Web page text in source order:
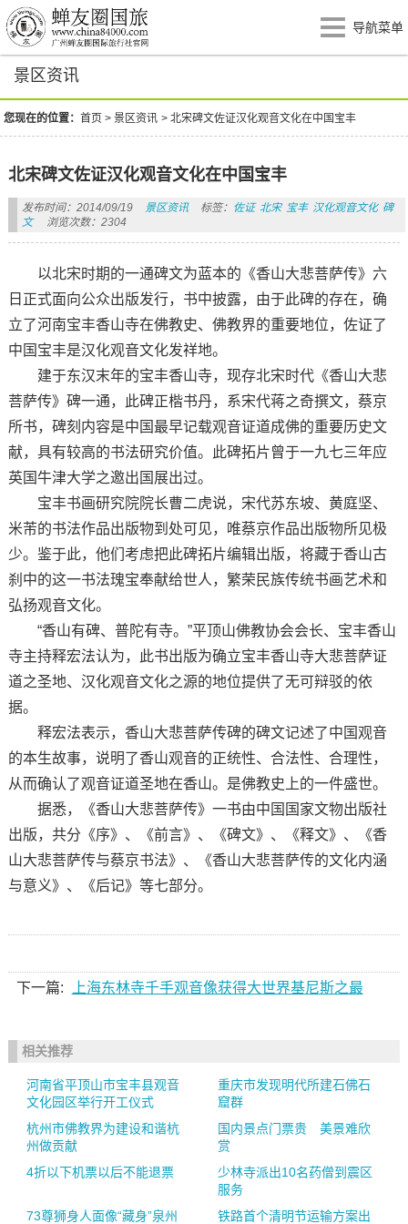
导航菜单
景区资讯
您现在的位置：首页 >景区资讯 >北宋碑文佐证汉化观音文化在中国宝丰
北宋碑文佐证汉化观音文化在中国宝丰
发布时间：2014/09/19 景区资讯 标签： 佐证 北宋 宝丰 汉化观音文化 碑
文
浏览次数：2304
以北宋时期的一通碑文为蓝本的《香山大悲菩萨传》六
日正式面向公众出版发行，书中披露，由于此碑的存在，确
立了河南宝丰香山寺在佛教史、佛教界的重要地位，佐证了
中国宝丰是汉化观音文化发祥地。
建于东汉末年的宝丰香山寺，现存北宋时代《香山大悲
菩萨传》碑一通，此碑正楷书丹，系宋代蒋之奇撰文，蔡京
所书，碑刻内容是中国最早记载观音证道成佛的重要历史文
献，具有较高的书法研究价值。此碑拓片曾于一九七三年应
英国牛津大学之邀出国展出过。
宝丰书画研究院院长曹二虎说，宋代苏东坡、黄庭坚、
米芾的书法作品出版物到处可见，唯蔡京作品出版物所见极
少。鉴于此，他们考虑把此碑拓片编辑出版，将藏于香山古
刹中的这一书法瑰宝奉献给世人，繁荣民族传统书画艺术和
弘扬观音文化。
“香山有碑、普陀有寺。”平顶山佛教协会会长、宝丰香山
寺主持释宏法认为，此书出版为确立宝丰香山寺大悲菩萨证
道之圣地、汉化观音文化之源的地位提供了无可辩驳的依
据。
释宏法表示，香山大悲菩萨传碑的碑文记述了中国观音
的本生故事，说明了香山观音的正统性、合法性、合理性，
从而确认了观音证道圣地在香山。是佛教史上的一件盛世。
据悉，《香山大悲菩萨传》一书由中国国家文物出版社
出版，共分《序》、《前言》、《碑文》、《释文》、《香
山大悲菩萨传与蔡京书法》、《香山大悲菩萨传的文化内涵
与意义》、《后记》等七部分。
下一篇: 上海东林寺千手观音像获得大世界基尼斯之最
相关推荐
河南省平顶山市宝丰县观音
文化园区举行开工仪式
重庆市发现明代所建石佛石
窟群
杭州市佛教界为建设和谐杭
州做贡献
国内景点门票贵 美景难欣
赏
4折以下机票以后不能退票
少林寺派出10名药僧到震区
服务
73尊狮身人面像“藏身”泉州
铁路首个清明节运输方案出